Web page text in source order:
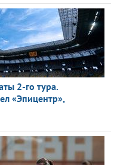
2-го тура.
«Эпицентр»,